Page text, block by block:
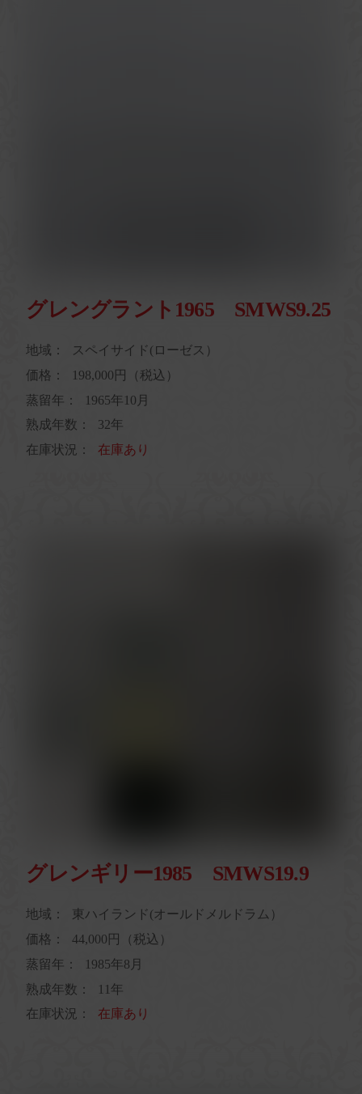
グレングラント1965 SMWS9.25
地域：
スペイサイド(ローゼス）
価格：
198,000円（税込）
蒸留年：
1965年10月
熟成年数：
32年
在庫状況：
在庫あり
グレンギリー1985 SMWS19.9
地域：
東ハイランド(オールドメルドラム）
価格：
44,000円（税込）
蒸留年：
1985年8月
熟成年数：
11年
在庫状況：
在庫あり